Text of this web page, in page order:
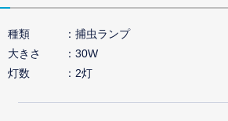
種類
捕虫ランプ
大きさ
30W
灯数
2灯